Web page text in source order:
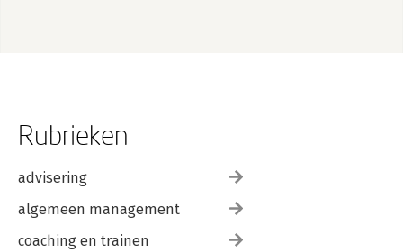
Rubrieken
advisering
algemeen management
coaching en trainen